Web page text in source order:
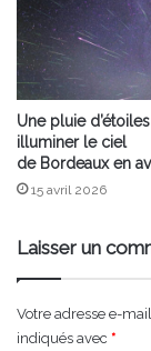
Une pluie
illuminer le ciel
de Bordeaux en
15 avril 2026
Laisser un
Votre adresse e-
indiqués avec *